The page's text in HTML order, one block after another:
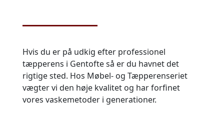
Hvis du er på udkig efter professionel
tæpperens i Gentofte så er du havnet det
rigtige sted. Hos Møbel- og Tæpperenseriet
vægter vi den høje kvalitet og har forfinet
vores vaskemetoder i generationer.